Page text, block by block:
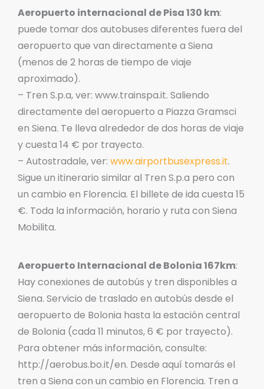
Aeropuerto internacional de Pisa 130 km:
puede tomar dos autobuses diferentes fuera del
aeropuerto que van directamente a Siena
(menos de 2 horas de tiempo de viaje
aproximado).
– Tren S.p.a, ver: www.trainspa.it. Saliendo
directamente del aeropuerto a Piazza Gramsci
en Siena. Te lleva alrededor de dos horas de viaje
y cuesta 14 € por trayecto.
– Autostradale, ver: www.airportbusexpress.it.
Sigue un itinerario similar al Tren S.p.a pero con
un cambio en Florencia. El billete de ida cuesta 15
€. Toda la información, horario y ruta con Siena
Mobilita.
Aeropuerto Internacional de Bolonia 167km:
Hay conexiones de autobús y tren disponibles a
Siena. Servicio de traslado en autobús desde el
aeropuerto de Bolonia hasta la estación central
de Bolonia (cada 11 minutos, 6 € por trayecto).
Para obtener más información, consulte:
http://aerobus.bo.it/en. Desde aquí tomarás el
tren a Siena con un cambio en Florencia. Tren a